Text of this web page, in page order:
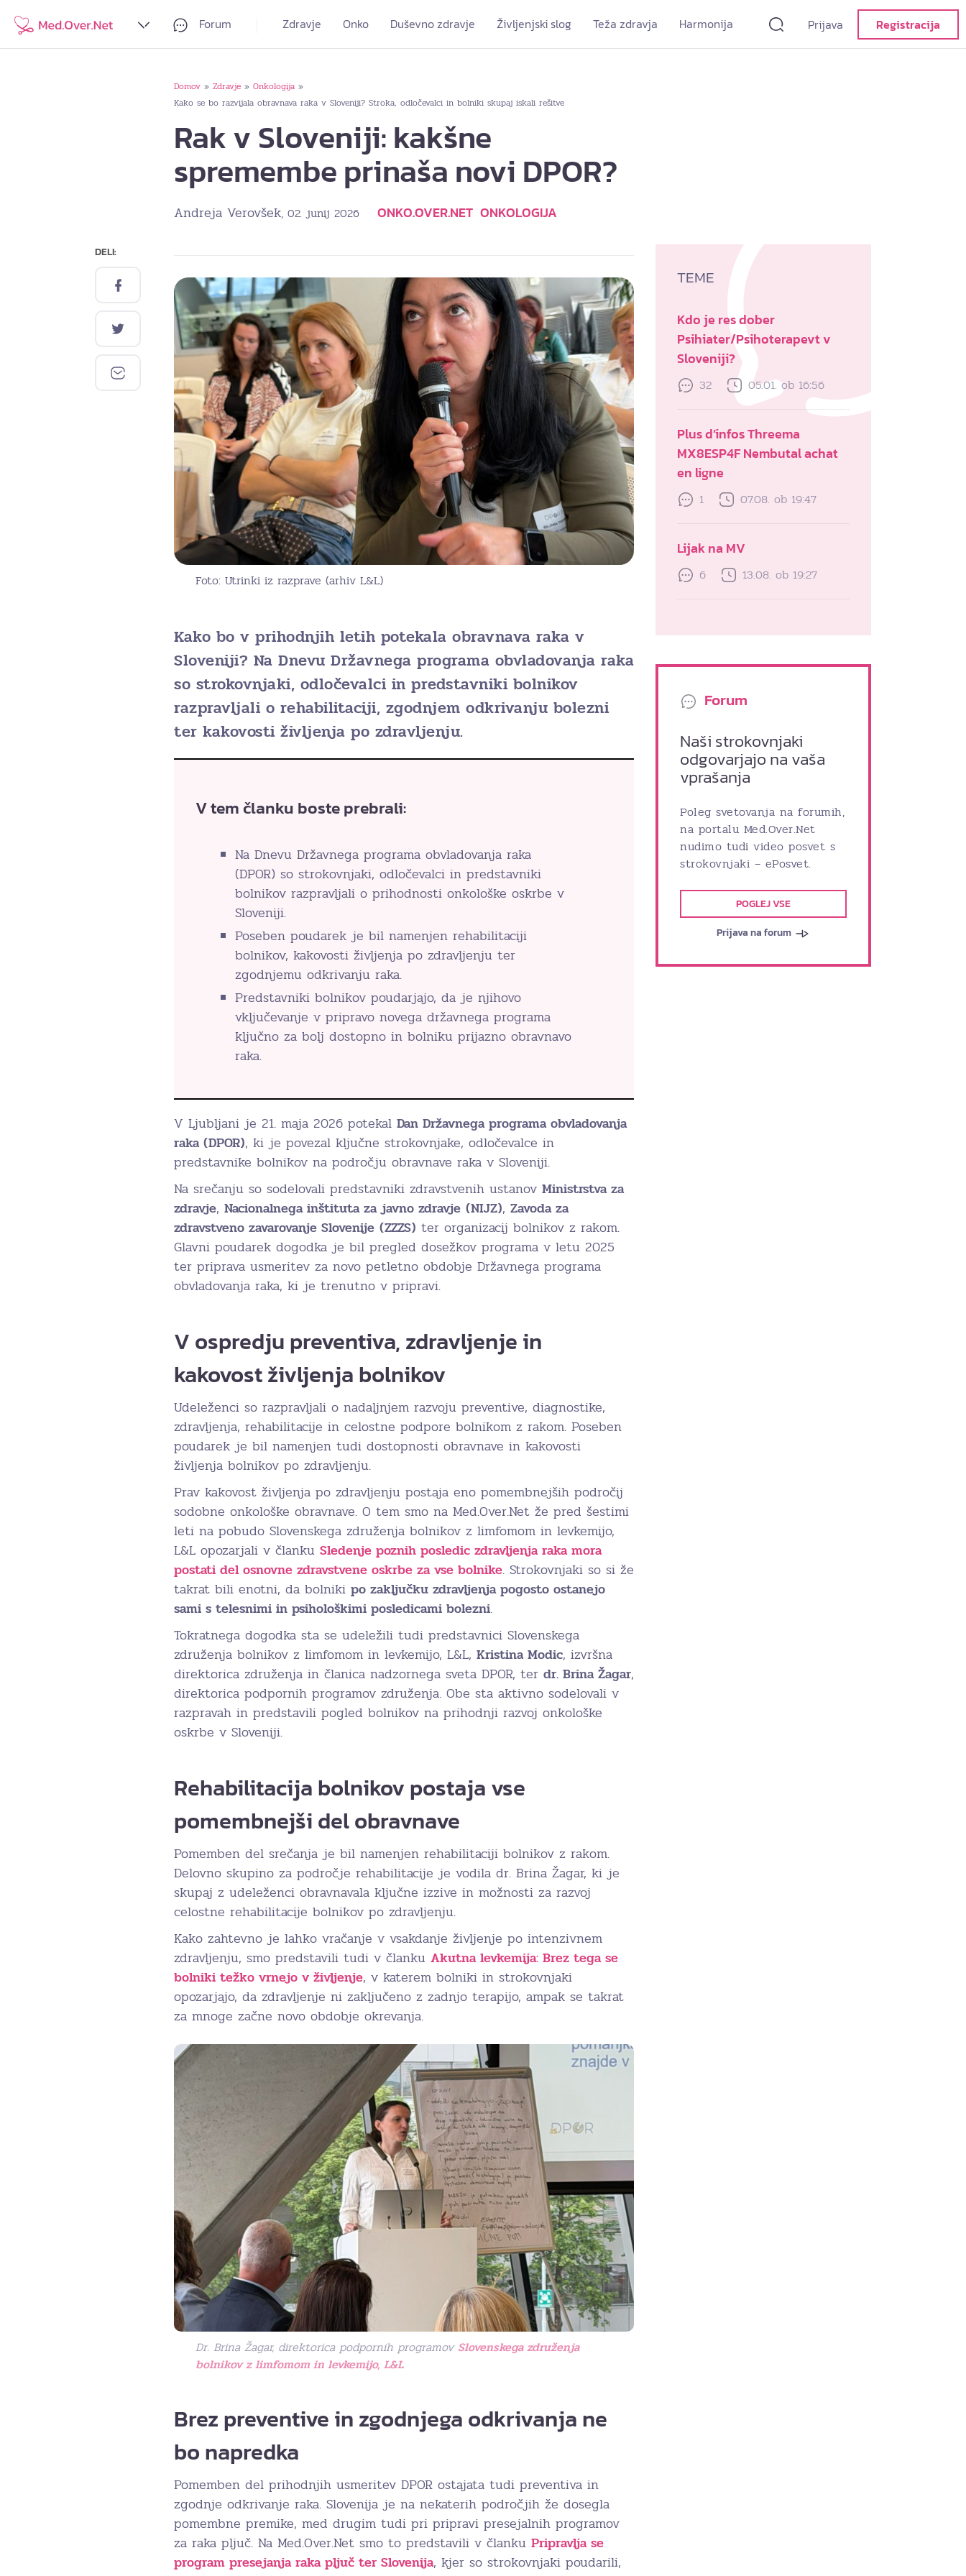
Forum Zdravje Onko Duševno zdravje Življenjski slog Teža zdravja Harmonija Prijava Registracija
Domov » Zdravje » Onkologija »
Kako se bo razvijala obravnava raka v Sloveniji? Stroka, odločevalci in bolniki skupaj iskali rešitve
Rak v Sloveniji: kakšne
spremembe prinaša novi DPOR?
Andreja Verovšek, 02. junij 2026 ONKO.OVER.NET ONKOLOGIJA
DELI:
Foto: Utrinki iz razprave (arhiv L&L)
Kako bo v prihodnjih letih potekala obravnava raka v
Sloveniji? Na Dnevu Državnega programa obvladovanja raka
so strokovnjaki, odločevalci in predstavniki bolnikov
razpravljali o rehabilitaciji, zgodnjem odkrivanju bolezni
ter kakovosti življenja po zdravljenju.
V tem članku boste prebrali:
Na Dnevu Državnega programa obvladovanja raka
(DPOR) so strokovnjaki, odločevalci in predstavniki
bolnikov razpravljali o prihodnosti onkološke oskrbe v
Sloveniji.
Poseben poudarek je bil namenjen rehabilitaciji
bolnikov, kakovosti življenja po zdravljenju ter
zgodnjemu odkrivanju raka.
Predstavniki bolnikov poudarjajo, da je njihovo
vključevanje v pripravo novega državnega programa
ključno za bolj dostopno in bolniku prijazno obravnavo
raka.
V Ljubljani je 21. maja 2026 potekal Dan Državnega programa obvladovanja
raka (DPOR), ki je povezal ključne strokovnjake, odločevalce in
predstavnike bolnikov na področju obravnave raka v Sloveniji.
Na srečanju so sodelovali predstavniki zdravstvenih ustanov Ministrstva za
zdravje, Nacionalnega inštituta za javno zdravje (NIJZ), Zavoda za
zdravstveno zavarovanje Slovenije (ZZZS) ter organizacij bolnikov z rakom.
Glavni poudarek dogodka je bil pregled dosežkov programa v letu 2025
ter priprava usmeritev za novo petletno obdobje Državnega programa
obvladovanja raka, ki je trenutno v pripravi.
V ospredju preventiva, zdravljenje in
kakovost življenja bolnikov
Udeleženci so razpravljali o nadaljnjem razvoju preventive, diagnostike,
zdravljenja, rehabilitacije in celostne podpore bolnikom z rakom. Poseben
poudarek je bil namenjen tudi dostopnosti obravnave in kakovosti
življenja bolnikov po zdravljenju.
Prav kakovost življenja po zdravljenju postaja eno pomembnejših področij
sodobne onkološke obravnave. O tem smo na Med.Over.Net že pred šestimi
leti na pobudo Slovenskega združenja bolnikov z limfomom in levkemijo,
L&L opozarjali v članku Sledenje poznih posledic zdravljenja raka mora
postati del osnovne zdravstvene oskrbe za vse bolnike. Strokovnjaki so si že
takrat bili enotni, da bolniki po zaključku zdravljenja pogosto ostanejo
sami s telesnimi in psihološkimi posledicami bolezni.
Tokratnega dogodka sta se udeležili tudi predstavnici Slovenskega
združenja bolnikov z limfomom in levkemijo, L&L, Kristina Modic, izvršna
direktorica združenja in članica nadzornega sveta DPOR, ter dr. Brina Žagar,
direktorica podpornih programov združenja. Obe sta aktivno sodelovali v
razpravah in predstavili pogled bolnikov na prihodnji razvoj onkološke
oskrbe v Sloveniji.
Rehabilitacija bolnikov postaja vse
pomembnejši del obravnave
Pomemben del srečanja je bil namenjen rehabilitaciji bolnikov z rakom.
Delovno skupino za področje rehabilitacije je vodila dr. Brina Žagar, ki je
skupaj z udeleženci obravnavala ključne izzive in možnosti za razvoj
celostne rehabilitacije bolnikov po zdravljenju.
Kako zahtevno je lahko vračanje v vsakdanje življenje po intenzivnem
zdravljenju, smo predstavili tudi v članku Akutna levkemija: Brez tega se
bolniki težko vrnejo v življenje, v katerem bolniki in strokovnjaki
opozarjajo, da zdravljenje ni zaključeno z zadnjo terapijo, ampak se takrat
za mnoge začne novo obdobje okrevanja.
Dr. Brina Žagar, direktorica podpornih programov Slovenskega združenja
bolnikov z limfomom in levkemijo, L&L
Brez preventive in zgodnjega odkrivanja ne
bo napredka
Pomemben del prihodnjih usmeritev DPOR ostajata tudi preventiva in
zgodnje odkrivanje raka. Slovenija je na nekaterih področjih že dosegla
pomembne premike, med drugim tudi pri pripravi presejalnih programov
za raka pljuč. Na Med.Over.Net smo to predstavili v članku Pripravlja se
program presejanja raka pljuč ter Slovenija, kjer so strokovnjaki poudarili,
TEME
Kdo je res dober
Psihiater/Psihoterapevt v
Sloveniji?
32 05.01. ob 16:56
Plus d’infos Threema
MX8ESP4F Nembutal achat
en ligne
1 07.08. ob 19:47
Lijak na MV
6 13.08. ob 19:27
Forum
Naši strokovnjaki
odgovarjajo na vaša
vprašanja
Poleg svetovanja na forumih,
na portalu Med.Over.Net
nudimo tudi video posvet s
strokovnjaki – ePosvet.
POGLEJ VSE
Prijava na forum